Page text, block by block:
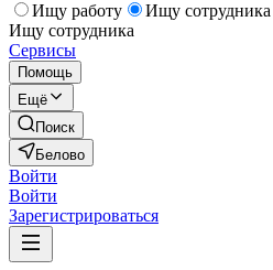
Ищу работу
Ищу сотрудника
Ищу сотрудника
Сервисы
Помощь
Ещё
Поиск
Белово
Войти
Войти
Зарегистрироваться